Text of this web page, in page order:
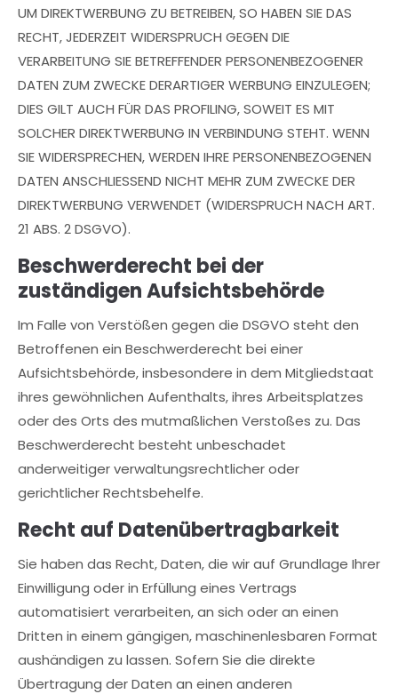
UM DIREKTWERBUNG ZU BETREIBEN, SO HABEN SIE DAS
RECHT, JEDERZEIT WIDERSPRUCH GEGEN DIE
VERARBEITUNG SIE BETREFFENDER PERSONENBEZOGENER
DATEN ZUM ZWECKE DERARTIGER WERBUNG EINZULEGEN;
DIES GILT AUCH FÜR DAS PROFILING, SOWEIT ES MIT
SOLCHER DIREKTWERBUNG IN VERBINDUNG STEHT. WENN
SIE WIDERSPRECHEN, WERDEN IHRE PERSONENBEZOGENEN
DATEN ANSCHLIESSEND NICHT MEHR ZUM ZWECKE DER
DIREKTWERBUNG VERWENDET (WIDERSPRUCH NACH ART.
21 ABS. 2 DSGVO).
Beschwerde­recht bei der
zuständigen Aufsichts­behörde
Im Falle von Verstößen gegen die DSGVO steht den
Betroffenen ein Beschwerderecht bei einer
Aufsichtsbehörde, insbesondere in dem Mitgliedstaat
ihres gewöhnlichen Aufenthalts, ihres Arbeitsplatzes
oder des Orts des mutmaßlichen Verstoßes zu. Das
Beschwerderecht besteht unbeschadet
anderweitiger verwaltungsrechtlicher oder
gerichtlicher Rechtsbehelfe.
Recht auf Daten­übertrag­barkeit
Sie haben das Recht, Daten, die wir auf Grundlage Ihrer
Einwilligung oder in Erfüllung eines Vertrags
automatisiert verarbeiten, an sich oder an einen
Dritten in einem gängigen, maschinenlesbaren Format
aushändigen zu lassen. Sofern Sie die direkte
Übertragung der Daten an einen anderen